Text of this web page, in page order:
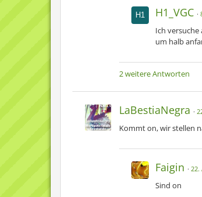
H1_VGC
Ich
um halb
2 weitere Antworten
LaBestiaNegra
Kommt on, wir stellen
Faigin 22.
Sind on